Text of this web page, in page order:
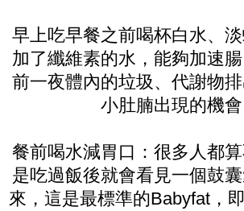
早上吃早餐之前喝杯白水、
加了纖維素的水，能夠加速
前一夜體內的垃圾、代謝物
小肚腩出現的機會
餐前喝水減胃口：很多人都
是吃過飯後就會看見一個鼓
來，這是最標準的Babyfat，